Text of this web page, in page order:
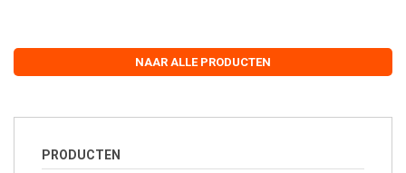
NAAR ALLE PRODUCTEN
PRODUCTEN